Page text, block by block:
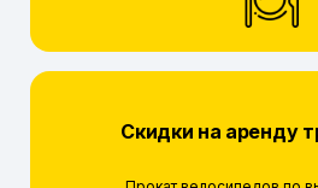
Скидки на аренду